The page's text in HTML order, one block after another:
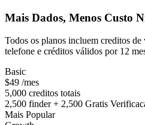
Mais Dados, Menos Custo
Todos os planos incluem creditos
telefone e créditos válidos por 12
Basic
$49 /mes
5,000 creditos totais
2,500 finder + 2,500 Gratis
Mais Popular